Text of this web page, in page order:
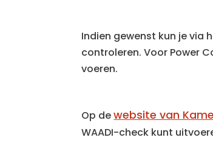
Indien gewenst kun je via
controleren. Voor Power
voeren.
Op dewebsite van
WAADI-check kunt